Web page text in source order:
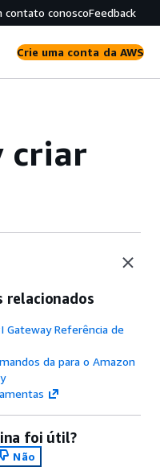
contato conoscoFeedback
Crie uma conta da AWS
criar
relacionados
Gateway Referência de
da para o Amazon
foi útil?
Não